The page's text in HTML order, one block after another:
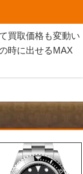
買取価格も変動い
時に出せるMAX